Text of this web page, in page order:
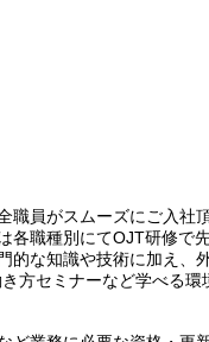
職員がスムーズにご入社
各職種別にてOJT研修で
的な知識や技術に加え、
方セミナーなど学べる環